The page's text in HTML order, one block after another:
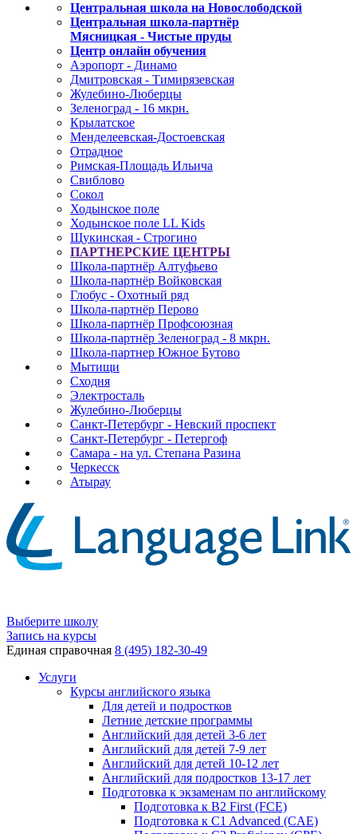
Центральная школа на Новослободской
Центральная школа-партнёр
Мясницкая - Чистые пруды
Центр онлайн обучения
Аэропорт - Динамо
Дмитровская - Тимирязевская
Жулебино-Люберцы
Зеленоград - 16 мкрн.
Крылатское
Менделеевская-Достоевская
Отрадное
Римская-Площадь Ильича
Свиблово
Сокол
Ходынское поле
Ходынское поле LL Kids
Щукинская - Строгино
ПАРТНЕРСКИЕ ЦЕНТРЫ
Школа-партнёр Алтуфьево
Школа-партнёр Войковская
Глобус - Охотный ряд
Школа-партнёр Перово
Школа-партнёр Профсоюзная
Школа-партнёр Зеленоград - 8 мкрн.
Школа-партнер Южное Бутово
Мытищи
Сходня
Электросталь
Жулебино-Люберцы
Санкт-Петербург - Невский проспект
Санкт-Петербург - Петергоф
Самара - на ул. Степана Разина
Черкесск
Атырау
Выберите школу
Запись на курсы
Единая справочная 8 (495) 182-30-49
Услуги
Курсы английского языка
Для детей и подростков
Летние детские программы
Английский для детей 3-6 лет
Английский для детей 7-9 лет
Английский для детей 10-12 лет
Английский для подростков 13-17 лет
Подготовка к экзаменам по английскому
Подготовка к B2 First (FCE)
Подготовка к C1 Advanced (CAE)